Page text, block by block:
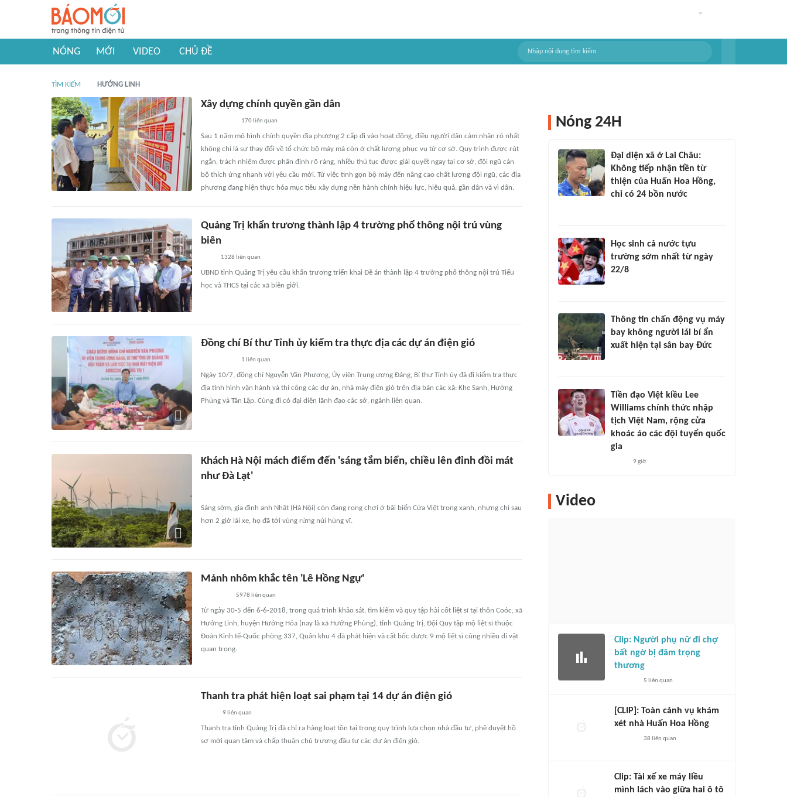
NÓNG MỚI VIDEO CHỦ ĐỀ
TÌM KIẾM HƯỚNG LINH
Xây dựng chính quyền gần dân
170 liên quan
Sau 1 năm mô hình chính quyền địa phương 2 cấp đi vào hoạt động, điều người dân cảm nhận rõ nhất
không chỉ là sự thay đổi về tổ chức bộ máy mà còn ở chất lượng phục vụ từ cơ sở. Quy trình được rút
ngắn, trách nhiệm được phân định rõ ràng, nhiều thủ tục được giải quyết ngay tại cơ sở, đội ngũ cán
bộ thích ứng nhanh với yêu cầu mới. Từ việc tinh gọn bộ máy đến nâng cao chất lượng đội ngũ, các địa
phương đang hiện thực hóa mục tiêu xây dựng nền hành chính hiệu lực, hiệu quả, gần dân và vì dân.
Quảng Trị khẩn trương thành lập 4 trường phổ thông nội trú vùng
biên
1328 liên quan
UBND tỉnh Quảng Trị yêu cầu khẩn trương triển khai Đề án thành lập 4 trường phổ thông nội trú Tiểu
học và THCS tại các xã biên giới.
Đồng chí Bí thư Tỉnh ủy kiểm tra thực địa các dự án điện gió
1 liên quan
Ngày 10/7, đồng chí Nguyễn Văn Phương, Ủy viên Trung ương Đảng, Bí thư Tỉnh ủy đã đi kiểm tra thực
địa tình hình vận hành và thi công các dự án, nhà máy điện gió trên địa bàn các xã: Khe Sanh, Hướng
Phùng và Tân Lập. Cùng đi có đại diện lãnh đạo các sở, ngành liên quan.
Khách Hà Nội mách điểm đến 'sáng tắm biển, chiều lên đỉnh đồi mát
như Đà Lạt'
Sáng sớm, gia đình anh Nhật (Hà Nội) còn đang rong chơi ở bãi biển Cửa Việt trong xanh, nhưng chỉ sau
hơn 2 giờ lái xe, họ đã tới vùng rừng núi hùng vĩ.
Mảnh nhôm khắc tên 'Lê Hồng Ngự'
5978 liên quan
Từ ngày 30-5 đến 6-6-2018, trong quá trình khảo sát, tìm kiếm và quy tập hài cốt liệt sĩ tại thôn Coóc, xã
Hướng Linh, huyện Hướng Hóa (nay là xã Hướng Phùng), tỉnh Quảng Trị, Đội Quy tập mộ liệt sĩ thuộc
Đoàn Kinh tế-Quốc phòng 337, Quân khu 4 đã phát hiện và cất bốc được 9 mộ liệt sĩ cùng nhiều di vật
quan trọng.
Thanh tra phát hiện loạt sai phạm tại 14 dự án điện gió
9 liên quan
Thanh tra tỉnh Quảng Trị đã chỉ ra hàng loạt tồn tại trong quy trình lựa chọn nhà đầu tư, phê duyệt hồ
sơ mời quan tâm và chấp thuận chủ trương đầu tư các dự án điện gió.
Nóng 24H
Đại diện xã ở Lai Châu:
Không tiếp nhận tiền từ
thiện của Huấn Hoa Hồng,
chỉ có 24 bồn nước
Học sinh cả nước tựu
trường sớm nhất từ ngày
22/8
Thông tin chấn động vụ máy
bay không người lái bí ẩn
xuất hiện tại sân bay Đức
Tiền đạo Việt kiều Lee
Williams chính thức nhập
tịch Việt Nam, rộng cửa
khoác áo các đội tuyển quốc
gia
9 giờ
Video
Clip: Người phụ nữ đi chợ
bất ngờ bị đâm trọng
thương
5 liên quan
[CLIP]: Toàn cảnh vụ khám
xét nhà Huấn Hoa Hồng
38 liên quan
Clip: Tài xế xe máy liều
mình lách vào giữa hai ô tô